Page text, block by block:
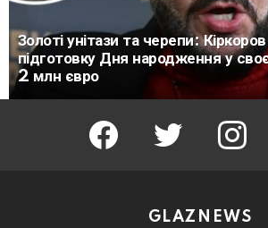
Золоті унітази та черепи:
підготовку Дня народження у
2 млн євро
facebook twitter
GLAZNEWS